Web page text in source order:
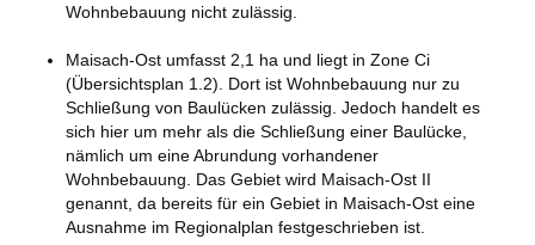
Wohnbebauung nicht zulässig.
Maisach-Ost umfasst 2,1 ha und liegt in Zone Ci
(Übersichtsplan 1.2). Dort ist Wohnbebauung nur zu
Schließung von Baulücken zulässig. Jedoch handelt es
sich hier um mehr als die Schließung einer Baulücke,
nämlich um eine Abrundung vorhandener
Wohnbebauung. Das Gebiet wird Maisach-Ost II
genannt, da bereits für ein Gebiet in Maisach-Ost eine
Ausnahme im Regionalplan festgeschrieben ist.